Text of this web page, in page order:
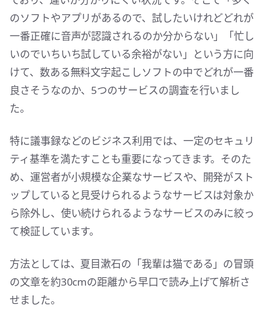
のソフトやアプリがあるので、試したいけれどどれが
一番正確に音声が認識されるのか分からない」「忙し
いのでいちいち試している余裕がない」という方に向
けて、数ある無料文字起こしソフトの中でどれが一番
良さそうなのか、5つのサービスの調査を行いまし
た。
特に議事録などのビジネス利用では、一定のセキュリ
ティ基準を満たすことも重要になってきます。そのた
め、運営者が小規模な企業なサービスや、開発がスト
ップしていると見受けられるようなサービスは対象か
ら除外し、使い続けられるようなサービスのみに絞っ
て検証しています。
方法としては、夏目漱石の「我輩は猫である」の冒頭
の文章を約30cmの距離から早口で読み上げて解析さ
せました。